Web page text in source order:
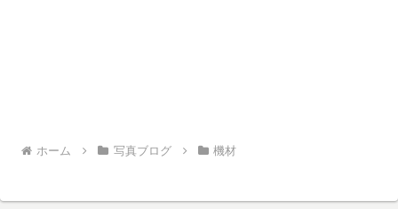
ホーム 写真ブログ 機材